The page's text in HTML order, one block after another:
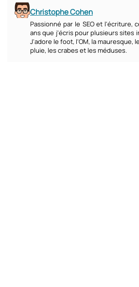
Christophe Cohen
Passionné par le SEO et l'écriture,
ans que j'écris pour plusieurs sites
J'adore le foot, l'OM, la mauresque,
pluie, les crabes et les méduses.